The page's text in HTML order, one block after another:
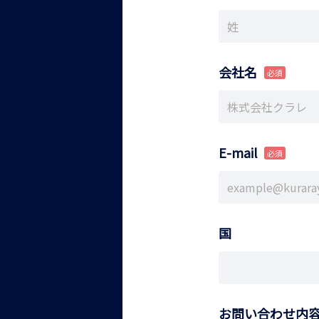
会社名
E-mail
国
お問い合わせ内